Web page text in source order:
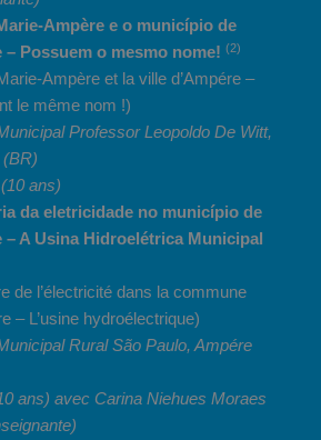
Ampère e o município de
– Possuem o mesmo nome! (2)
Ampère et la ville d’Ampére –
le même nom !)
Professor Leopoldo De Witt,
ans)
da eletricidade no município de
– A Usina Hidroelétrica Municipal
de l’électricité dans la commune
– L’usine hydroélectrique)
Rural São Paulo, Ampére
ans) avec Carina Niehues Moraes